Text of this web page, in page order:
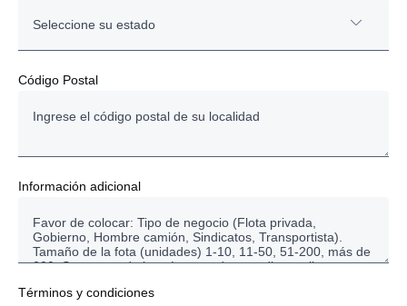
Seleccione su estado
Aguascalientes
Baja California
Chiapas
Chihuahua
Código Postal
Información adicional
Términos y condiciones